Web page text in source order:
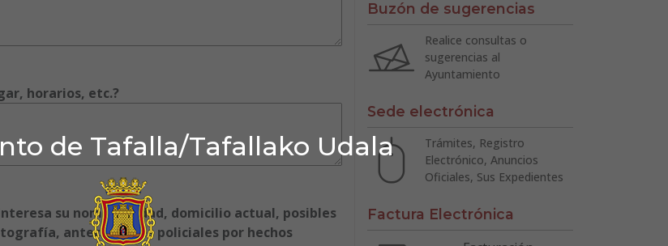
de Tafalla/Tafallako Udala
horarios, etc.?
su nombre, edad, domicilio actual, posibles
antecedentes policiales por hechos
Buzón de sugerencias
Realice consultas o
sugerencias al
Ayuntamiento
Sede electrónica
Trámites, Registro
Electrónico, Anuncios
Oficiales, Sus Expedientes
Factura Electrónica